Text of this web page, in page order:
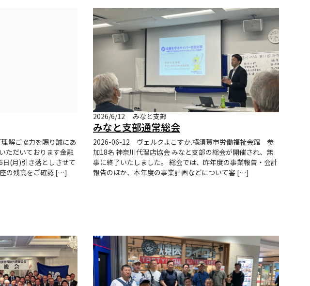
解ご協力を賜り誠にあ
ただいております金融
(月)引き落としさせて
の残高をご確認 […]
2026/6/12 みなと支部
みなと支部通常総会
2026-06-12 ヴェルクよこすか.横須賀市労働福祉会館 参
加18名 神奈川代理店協会 みなと支部の総会が開催され、無
事に終了いたしました。 総会では、昨年度の事業報告・会計
報告のほか、本年度の事業計画などについて審 […]